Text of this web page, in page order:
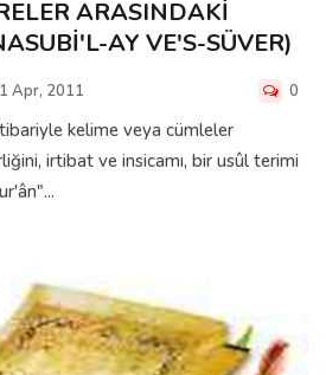
ARASINDAKİ
AY VE'S-SÜVER)
Apr, 2011 0
kelime veya cümleler
irtibat ve insicamı, bir usûl terimi